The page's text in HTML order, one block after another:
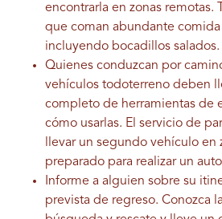
encontrarla en zonas remotas.
que coman abundante
incluyendo bocadillos salados.
Quienes conduzcan por
vehículos todoterreno deben
completo de herramientas de
cómo usarlas. El servicio de
llevar un segundo vehículo en
preparado para realizar un
Informe a alguien sobre su
prevista de regreso. Conozca